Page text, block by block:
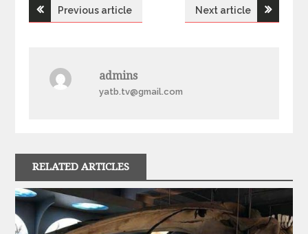
Н
г
а
ц
Previous article Next article
admins
yatb.tv@gmail.com
RELATED ARTICLES